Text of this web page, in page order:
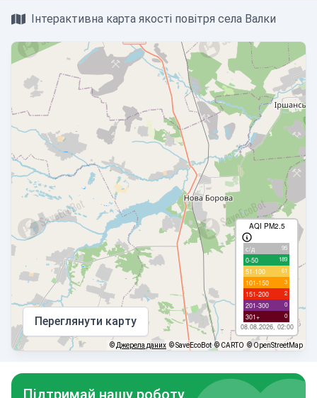
Інтерактивна карта якості повітря села Валки
AQI PM2.5
с/д 95
0-50 189
51-100 61
101-150 3
151-200 2
201-300 0
301+ 0
08.08.2026, 02:00
Переглянути карту
©Джерела даних © SaveEcoBot © CARTO © OpenStreetMap
Підтримай нашу роботу,